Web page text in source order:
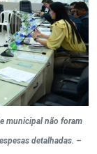
municipal não foram
detalhadas. –